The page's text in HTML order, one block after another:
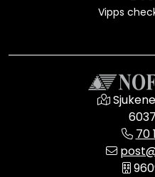
Vipps
70